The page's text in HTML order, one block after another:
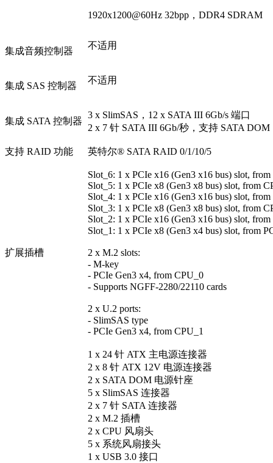
1920x1200@60Hz 32bpp，DDR4 SDRAM
集成音频控制器
不适用
集成 SAS 控制器
不适用
集成 SATA 控制器
3 x SlimSAS，12 x SATA III 6Gb/s 端口
2 x 7 针 SATA III 6Gb/秒，支持 SATA DOM
支持 RAID 功能 英特尔® SATA RAID 0/1/10/5
扩展插槽
Slot_6: 1 x PCIe x16 (Gen3 x16 bus) slot,
Slot_5: 1 x PCIe x8 (Gen3 x8 bus) slot, from
Slot_4: 1 x PCIe x16 (Gen3 x16 bus) slot,
Slot_3: 1 x PCIe x8 (Gen3 x8 bus) slot, from
Slot_2: 1 x PCIe x16 (Gen3 x16 bus) slot,
Slot_1: 1 x PCIe x8 (Gen3 x4 bus) slot, from
2 x M.2 slots:
- M-key
- PCIe Gen3 x4, from CPU_0
- Supports NGFF-2280/22110 cards
2 x U.2 ports:
- SlimSAS type
- PCIe Gen3 x4, from CPU_1
1 x 24 针 ATX 主电源连接器
2 x 8 针 ATX 12V 电源连接器
2 x SATA DOM 电源针座
5 x SlimSAS 连接器
2 x 7 针 SATA 连接器
2 x M.2 插槽
2 x CPU 风扇头
5 x 系统风扇接头
1 x USB 3.0 接口